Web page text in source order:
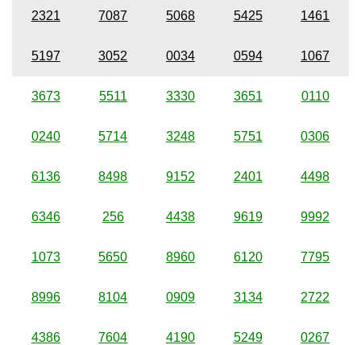
2321 7087 5068 5425 1461
5197 3052 0034 0594 1067
3673 5511 3330 3651 0110
0240 5714 3248 5751 0306
6136 8498 9152 2401 4498
6346 256 4438 9619 9992
1073 5650 8960 6120 7795
8996 8104 0909 3134 2722
4386 7604 4190 5249 0267